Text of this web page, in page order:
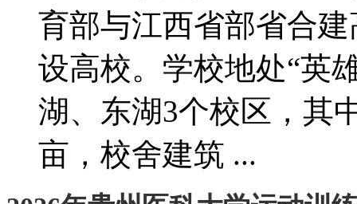
育部与江西省部省合
设高校。学校地处“英
湖、东湖3个校区，其
亩，校舍建筑 ...